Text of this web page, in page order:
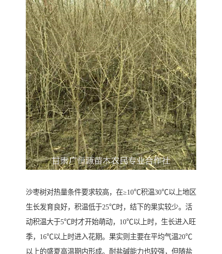
沙枣树对热量条件要求较高，在≥10℃积温30℃以上地区
生长发育良好，积温低于25℃时，结下的果实较少。活
动积温大于5℃时才开始萌动，10℃以上时，生长进入旺
季，16℃以上时进入花期。果实则主要在平均气温20℃
以上的盛夏高温期内形成。耐盐碱能力也较强，但随盐